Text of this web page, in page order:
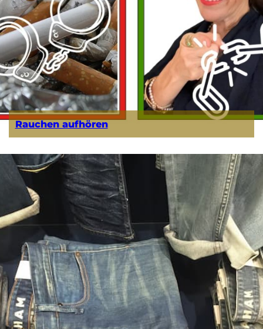
Rauchen aufhören